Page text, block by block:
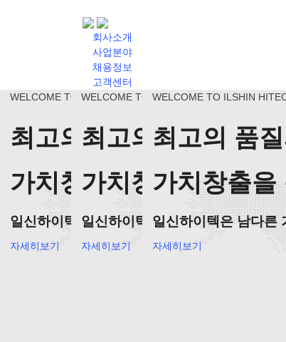
회사소개
사업분야
채용정보
고객센터
WELCOME TO ILSHIN HITECH
최고의 품질과 기술력
가치창출을 목표로 하는
일신하이텍 은 남다른 기술력이 있습니다.
자세히보기
WELCOME TO ILSHIN HITECH
최고의 품질과 기
가치창출을 목표
일신하이텍 은 남다른 기술력이 있
자세히보기
WELCOME TO ILSHIN
최고의 품
가치창출을
일신하이텍은 남다른
자세히보기